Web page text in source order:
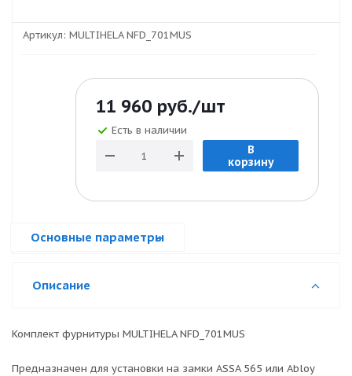
Артикул: MULTIHELA NFD_701MUS
11 960 руб./шт
Есть в наличии
В
корзину
Основные параметры
Описание
Комплект фурнитуры MULTIHELA NFD_701MUS
Предназначен для установки на замки ASSA 565 или Abloy